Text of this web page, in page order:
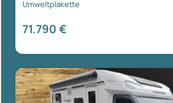
Umweltplakette
71.790 €